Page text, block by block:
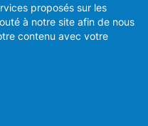
confidentialité
réseaux sociaux
-
proposés sur les
à notre site afin de nous
contenu avec votre